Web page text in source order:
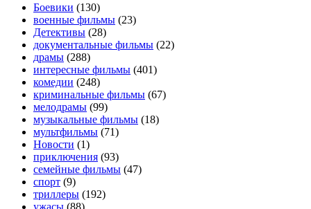
Боевики (130)
военные фильмы (23)
Детективы (28)
документальные фильмы (22)
драмы (288)
интересные фильмы (401)
комедии (248)
криминальные фильмы (67)
мелодрамы (99)
музыкальные фильмы (18)
мультфильмы (71)
Новости (1)
приключения (93)
семейные фильмы (47)
спорт (9)
триллеры (192)
ужасы (88)